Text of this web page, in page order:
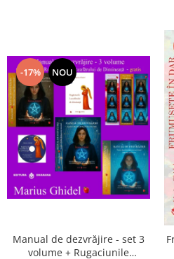
-17% NOU
Manual de dezvrăjire - set 3
volume + Rugaciunile